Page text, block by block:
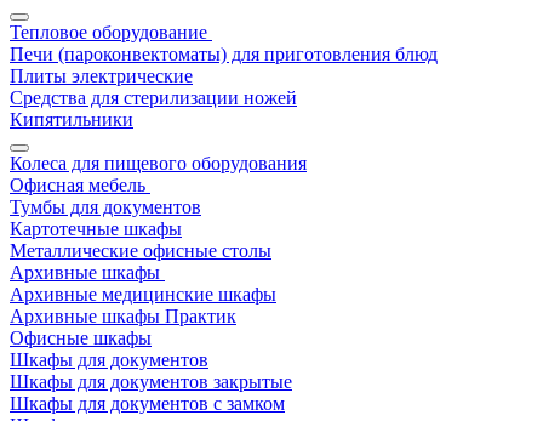
Тепловое оборудование
Печи (пароконвектоматы) для приготовления блюд
Плиты электрические
Средства для стерилизации ножей
Кипятильники
Колеса для пищевого оборудования
Офисная мебель
Тумбы для документов
Картотечные шкафы
Металлические офисные столы
Архивные шкафы
Архивные медицинские шкафы
Архивные шкафы Практик
Офисные шкафы
Шкафы для документов
Шкафы для документов закрытые
Шкафы для документов с замком